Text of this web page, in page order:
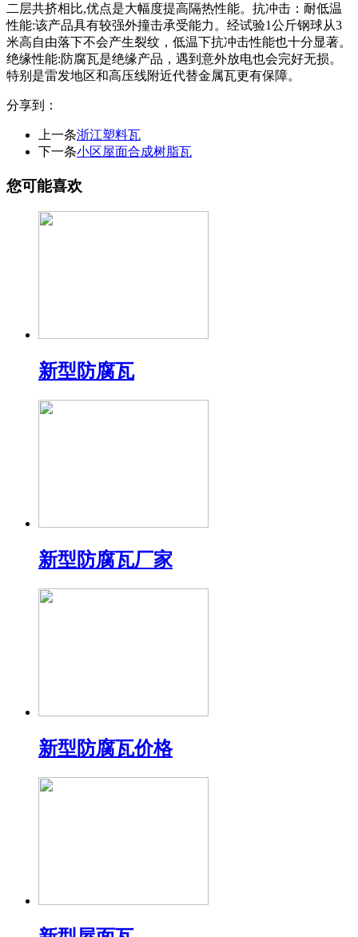
二层共挤相比,优点是大幅度提高隔热性能。抗冲击：耐低温
性能:该产品具有较强外撞击承受能力。经试验1公斤钢球从3
米高自由落下不会产生裂纹，低温下抗冲击性能也十分显著。
绝缘性能:防腐瓦是绝缘产品，遇到意外放电也会完好无损。
特别是雷发地区和高压线附近代替金属瓦更有保障。
分享到：
上一条浙江塑料瓦
下一条小区屋面合成树脂瓦
您可能喜欢
新型防腐瓦
新型防腐瓦厂家
新型防腐瓦价格